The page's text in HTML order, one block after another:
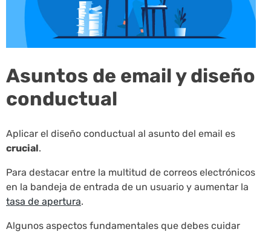
Asuntos de email y diseño
conductual
Aplicar el diseño conductual al asunto del email es
crucial.
Para destacar entre la multitud de correos electrónicos
en la bandeja de entrada de un usuario y aumentar la
tasa de apertura.
Algunos aspectos fundamentales que debes cuidar